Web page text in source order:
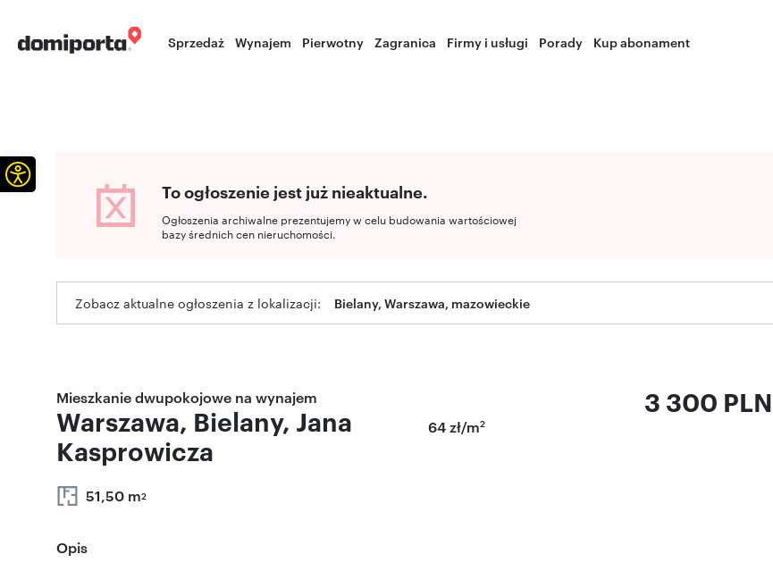
Sprzedaż Wynajem Pierwotny Zagranica Firmy i usługi Porady Kup abonament
To ogłoszenie jest już nieaktualne.
Ogłoszenia archiwalne prezentujemy w celu budowania wartościowej
bazy średnich cen nieruchomości.
Zobacz aktualne ogłoszenia z lokalizacji: Bielany, Warszawa, mazowieckie
Mieszkanie dwupokojowe na wynajem
Warszawa, Bielany, Jana
Kasprowicza
51,50 m2
3 300 PLN
64 zł/m2
Opis
Otwórz pasek narzędzi